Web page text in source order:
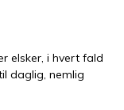
elsker, i hvert fald
daglig, nemlig